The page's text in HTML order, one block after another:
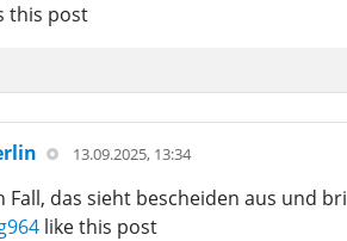
this post
13.09.2025, 13:34
Fall, das sieht bescheiden aus und
like this post